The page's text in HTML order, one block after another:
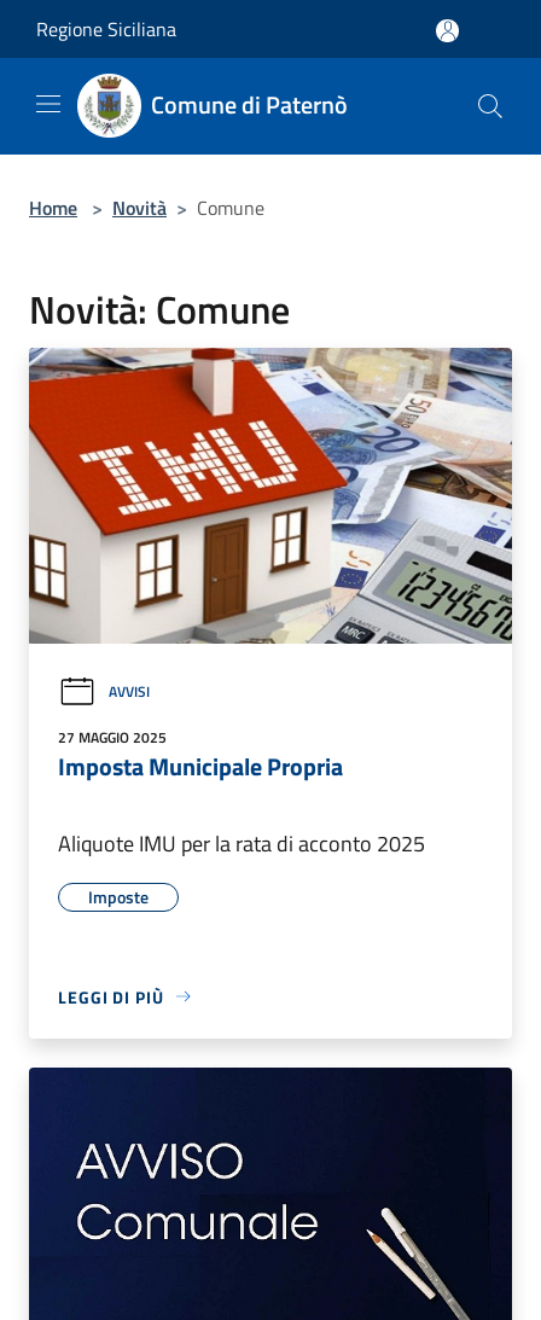
Regione Siciliana
Comune di Paternò
Home > Novità > Comune
Novità: Comune
AVVISI
27 MAGGIO 2025
Imposta Municipale Propria
Aliquote IMU per la rata di acconto 2025
Imposte
LEGGI DI PIÙ